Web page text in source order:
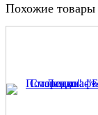
Похожие товары